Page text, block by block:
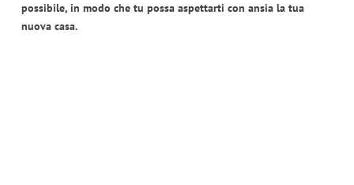
possibile, in modo che tu possa aspettarti con ansia la tua
nuova casa.